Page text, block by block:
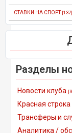
СТАВКИ НА СПОРТ [137]
Разделы
Новости клуба
Красная строка
Трансферы и
Аналитика /